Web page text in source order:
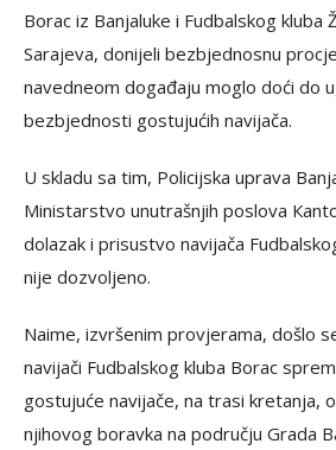
Borac iz Banjaluke i Fudbalskog kluba
Sarajeva, donijeli bezbjednosnu
navedneom događaju moglo doći do
bezbjednosti gostujućih navijača.
U skladu sa tim, Policijska uprava
Ministarstvo unutrašnjih poslova
dolazak i prisustvo navijača
nije dozvoljeno.
Naime, izvršenim provjerama, došlo
navijači Fudbalskog kluba Borac
gostujuće navijače, na trasi kretanja,
njihovog boravka na području Grada